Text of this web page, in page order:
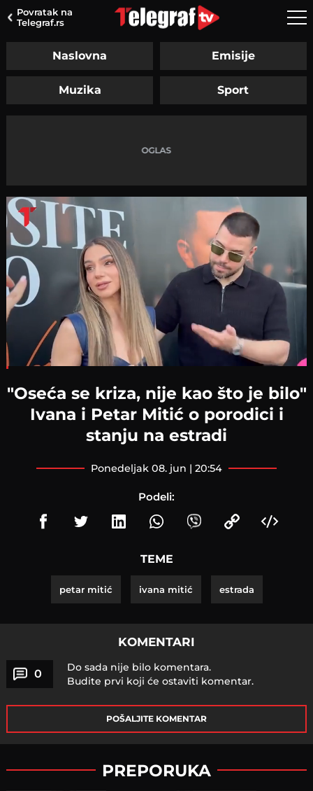
Povratak na
Telegraf.rs
Naslovna Emisije
Muzika Sport
"Oseća se kriza, nije kao što je bilo"
Ivana i Petar Mitić o porodici i
stanju na estradi
ponedeljak 08. jun | 20:54
Podeli:
TEME
petar mitić ivana mitić estrada
KOMENTARI
0
Do sada nije bilo komentara.
Budite prvi koji će ostaviti komentar.
POŠALJITE KOMENTAR
PREPORUKA